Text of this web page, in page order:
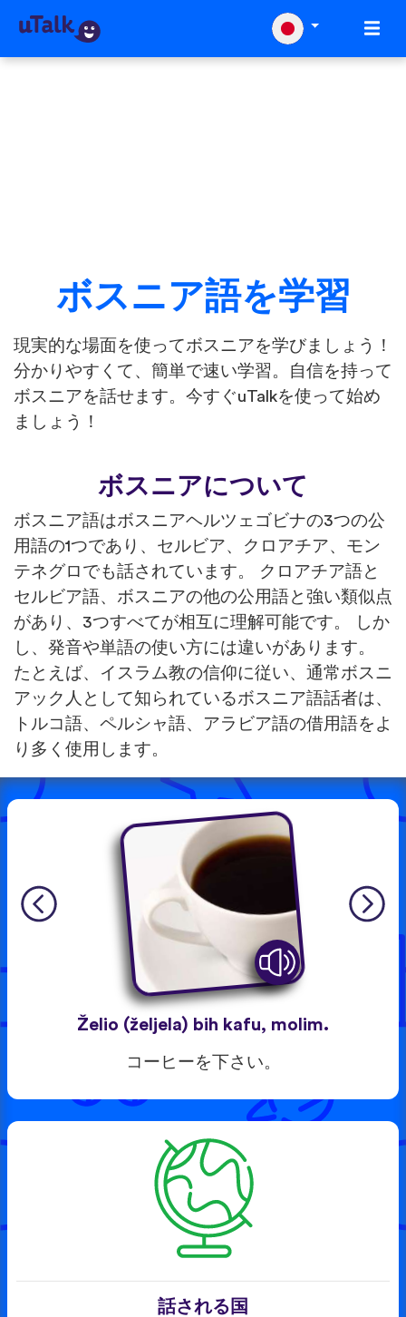
ボスニア語を学習
現実的な場面を使ってボスニアを学びましょう！
分かりやすくて、簡単で速い学習。自信を持って
ボスニアを話せます。今すぐuTalkを使って始め
ましょう！
ボスニアについて
ボスニア語はボスニアヘルツェゴビナの3つの公
用語の1つであり、セルビア、クロアチア、モン
テネグロでも話されています。 クロアチア語と
セルビア語、ボスニアの他の公用語と強い類似点
があり、3つすべてが相互に理解可能です。 しか
し、発音や単語の使い方には違いがあります。
たとえば、イスラム教の信仰に従い、通常ボスニ
アック人として知られているボスニア語話者は、
トルコ語、ペルシャ語、アラビア語の借用語をよ
り多く使用します。
Želio (željela) bih kafu, molim.
コーヒーを下さい。
話される国